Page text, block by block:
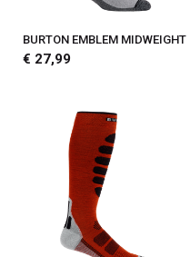
BURTON EMBLEM MIDWEIGHT
€ 27,99